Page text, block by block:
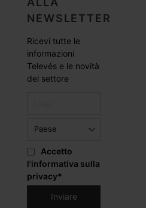
NEWSLETTER
Ricevi tutte le
informazioni
Televés e le novità
del settore
Accetto
l'informativa sulla
privacy*